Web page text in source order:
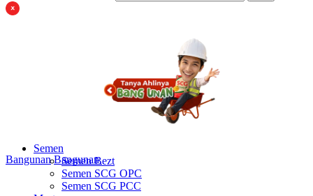
Bangunan Bangunan
Semen
Semen Bezt
Semen SCG OPC
Semen SCG PCC